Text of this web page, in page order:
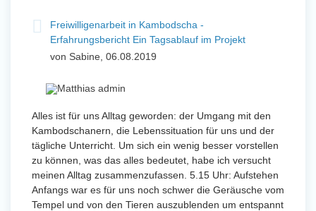
Freiwilligenarbeit in Kambodscha -
Erfahrungsbericht Ein Tagsablauf im Projekt
von Sabine, 06.08.2019
Alles ist für uns Alltag geworden: der Umgang mit den
Kambodschanern, die Lebenssituation für uns und der
tägliche Unterricht. Um sich ein wenig besser vorstellen
zu können, was das alles bedeutet, habe ich versucht
meinen Alltag zusammenzufassen. 5.15 Uhr: Aufstehen
Anfangs war es für uns noch schwer die Geräusche vom
Tempel und von den Tieren auszublenden um entspannt